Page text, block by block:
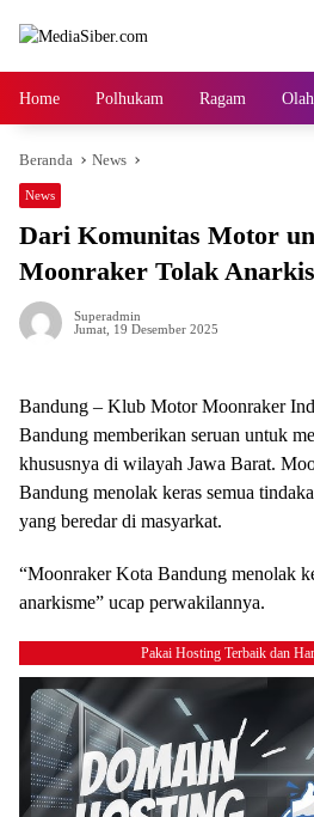
Home Polhukam Ragam
Beranda News
News
Dari Komunitas Motor
Moonraker Tolak
Superadmin
Jumat, 19 Desember 2025
Bandung – Klub Motor Moonraker
Bandung memberikan seruan untuk
khususnya di wilayah Jawa Barat.
Bandung menolak keras semua
yang beredar di masyarkat.
“Moonraker Kota Bandung menolak
anarkisme” ucap perwakilannya.
Pakai Hosting Terbaik dan